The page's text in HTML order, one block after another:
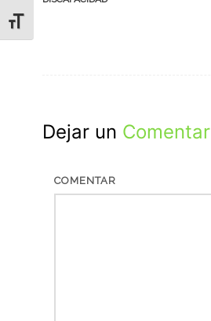
ALTERNAR TAMAÑO DE LETRA
Dejar un Comentar
COMENTAR